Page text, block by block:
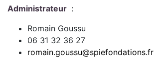
Administrateur :
Romain Goussu
06 31 32 36 27
romain.goussu@spiefondations.fr